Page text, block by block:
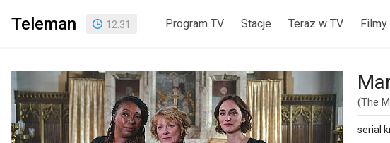
Teleman 12:31 Program TV Stacje Teraz w TV Filmy
(The
serial